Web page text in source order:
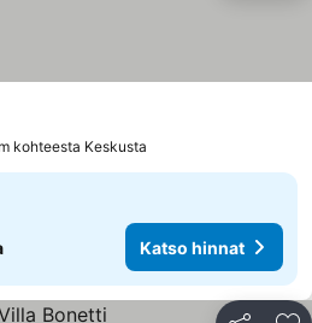
kohteesta Keskusta
Katso hinnat